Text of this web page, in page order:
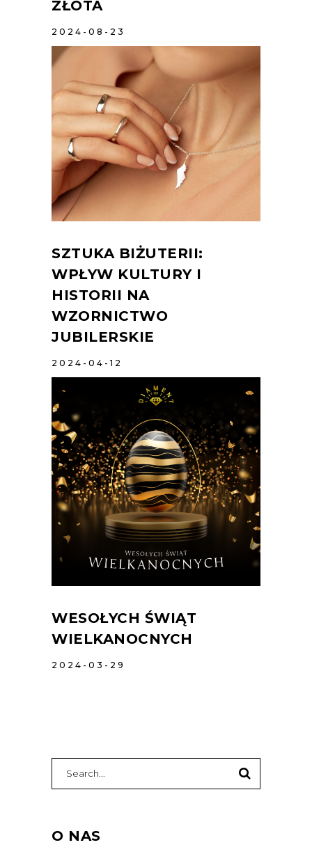
ZŁOTA
2024-08-23
SZTUKA BIŻUTERII:
WPŁYW KULTURY I
HISTORII NA
WZORNICTWO
JUBILERSKIE
2024-04-12
WESOŁYCH ŚWIĄT
WIELKANOCNYCH
2024-03-29
O NAS